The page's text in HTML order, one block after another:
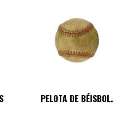
PELOTA DE BÉISBOL.